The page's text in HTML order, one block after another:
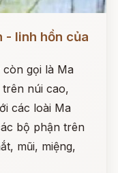
- linh hồn của
còn gọi là Ma
núi cao,
các loài Ma
bộ phận trên
mũi, miệng,